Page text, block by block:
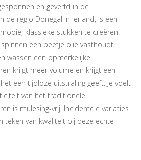
en geverfd in de
de regio Donegal in Ierland, is een
klassieke stukken te creëren.
een beetje olie vasthoudt,
wassen een opmerkelijke
krijgt meer volume en krijgt een
een tijdloze uitstraling geeft. Je voelt
van het traditionele
is mulesing-vrij. Incidentele variaties
teken van kwaliteit bij deze echte